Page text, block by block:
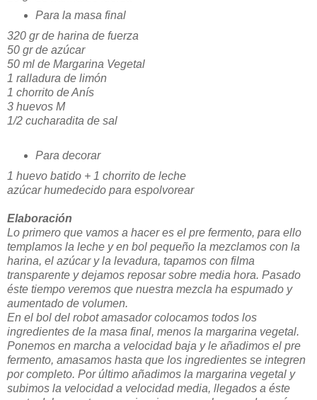
Para la masa final
320 gr de harina de fuerza
50 gr de azúcar
50 ml de Margarina Vegetal
1 ralladura de limón
1 chorrito de Anís
3 huevos M
1/2 cucharadita de sal
Para decorar
1 huevo batido + 1 chorrito de leche
azúcar humedecido para espolvorear
Elaboración
Lo primero que vamos a hacer es el pre fermento, para ello
templamos la leche y en bol pequeño la mezclamos con la
harina, el azúcar y la levadura, tapamos con filma
transparente y dejamos reposar sobre media hora. Pasado
éste tiempo veremos que nuestra mezcla ha espumado y
aumentado de volumen.
En el bol del robot amasador colocamos todos los
ingredientes de la masa final, menos la margarina vegetal.
Ponemos en marcha a velocidad baja y le añadimos el pre
fermento, amasamos hasta que los ingredientes se integren
por completo. Por último añadimos la margarina vegetal y
subimos la velocidad a velocidad media, llegados a éste